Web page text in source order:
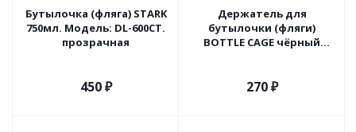
Бутылочка (фляга) STARK
750мл. Модель: DL-600CT.
прозрачная
450₽
Держатель для
бутылочки (фляги)
BOTTLE CAGE чёрный
270₽